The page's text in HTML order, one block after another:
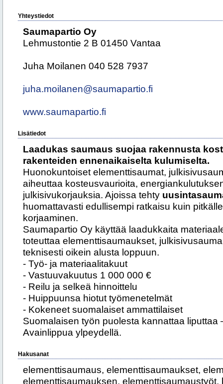
Yhteystiedot
Saumapartio Oy
Lehmustontie 2 B 01450 Vantaa
Juha Moilanen 040 528 7937
juha.moilanen@saumapartio.fi
www.saumapartio.fi
Lisätiedot
Laadukas saumaus suojaa rakennusta
rakenteiden ennenaikaiselta kulumiselta.
Huonokuntoiset elementtisaumat,
aiheuttaa kosteusvaurioita,
julkisivukorjauksia. Ajoissa tehty
huomattavasti edullisempi ratkaisu kuin
korjaaminen.
Saumapartio Oy käyttää laadukkaita
toteuttaa elementtisaumaukset,
teknisesti oikein alusta loppuun.
- Työ- ja materiaalitakuut
- Vastuuvakuutus 1 000 000 €
- Reilu ja selkeä hinnoittelu
- Huippuunsa hiotut työmenetelmät
- Kokeneet suomalaiset ammattilaiset
Suomalaisen työn puolesta kannattaa liputtaa
Avainlippua ylpeydellä.
Hakusanat
elementtisaumaus, elementtisaumaukset,
elementtisaumauksen, elementtisaumaustyöt,